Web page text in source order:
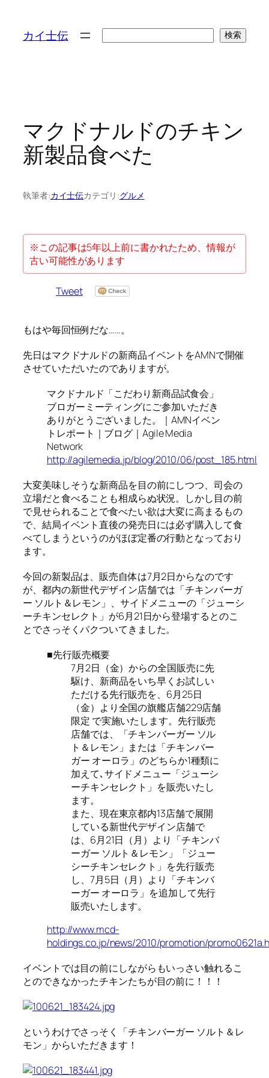
カイ士伝 検索
マクドナルドのチキン
新製品食べた
執筆者:カイ士伝カテゴリ:グルメ
※この記事は5年以上前に書かれたため、情報が
古い可能性があります
Tweet
もはや毎回恒例だな……。
先日はマクドナルドの新商品イベントをAMNで開催
させていただいたのでありますが。
マクドナルド「こだわり新商品試食会」
ブロガーミーティングにご参加いただき
ありがとうございました。｜AMNイベン
トレポート｜ブログ｜Agile Media
Network
http://agilemedia.jp/blog/2010/06/post_185.html
大変美味しそうな新商品を目の前にしつつ、司会の
立場だと食べることも相成らぬ状況。しかし目の前
で見せられることで食べたい欲は大変に高まるもの
で、結局イベント直後の発売日には必ず購入して食
べてしまうというのがほぼ定番の行動となっており
ます。
今回の新製品は、販売自体は7月2日からなのです
が、都内の新世代デザイン店舗では「チキンバーガ
ー ソルト＆レモン」、サイドメニューの「ジューシ
ーチキンセレクト」が6月21日から登場するとのこ
とでさっそくパクついてきました。
■先行販売概要
7月2日（金）からの全国販売に先
駆け、新商品をいち早くお試しい
ただける先行販売を、6月25日
（金）より全国の旗艦店舗229店舗
限定 で実施いたします。先行販売
店舗では、「チキンバーガー ソル
ト＆レモン」または「チキンバー
ガー オーロラ」のどちらか1種類に
加えて､サイドメニュー「ジューシ
ーチキンセレクト」を販売いたし
ます。
また、現在東京都内13店舗で展開
している新世代デザイン店舗で
は、6月21日（月）より「チキンバ
ーガー ソルト＆レモン」「ジュー
シーチキンセレクト」を先行販売
し、7月5日（月）より「チキンバ
ーガー オーロラ」を追加して先行
販売いたします。
http://www.mcd-
holdings.co.jp/news/2010/promotion/
イベントでは目の前にしながらもいっさい触れるこ
とのできなかったチキンたちが目の前に！！！
というわけでさっそく「チキンバーガー ソルト＆レ
モン」からいただきます！